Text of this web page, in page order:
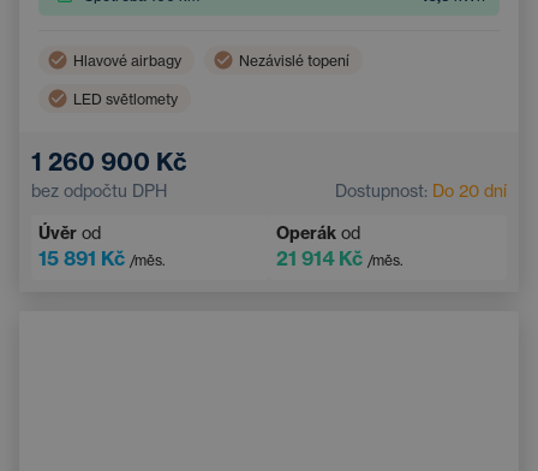
Hlavové airbagy Nezávislé topení
LED světlomety
Automatická klimatizace
Elektricky nastavitelné sedadlo řidiče s pamětí
1 260 900 Kč
bez odpočtu DPH Dostupnost: Do 20 dní
Úvěr od
15 891 Kč /měs.
Operák od
21 914 Kč /měs.